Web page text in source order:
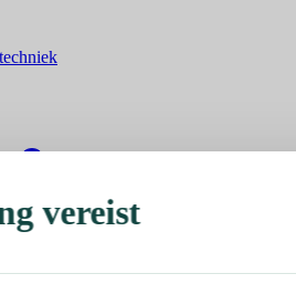
vereist